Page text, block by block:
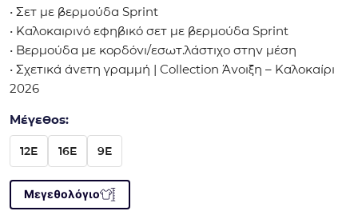
• Σετ με βερμούδα Sprint
• Καλοκαιρινό εφηβικό σετ με βερμούδα Sprint
• Βερμούδα με κορδόνι/εσωτ.λάστιχο στην μέση
• Σχετικά άνετη γραμμή | Collection Άνοιξη – Καλοκαίρι
2026
Μέγεθος:
12E 16E 9E
Μεγεθολόγιο